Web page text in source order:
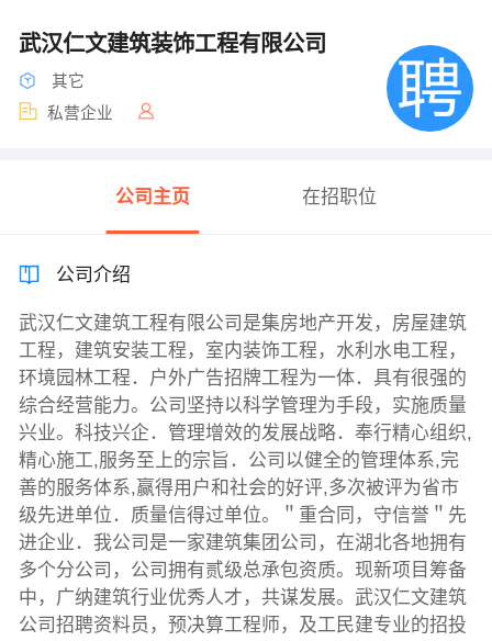
武汉仁文建筑装饰工程有限公司
其它
私营企业
公司主页 在招职位
公司介绍
武汉仁文建筑工程有限公司是集房地产开发，房屋建筑
工程，建筑安装工程，室内装饰工程，水利水电工程，
环境园林工程．户外广告招牌工程为一体．具有很强的
综合经营能力。公司坚持以科学管理为手段，实施质量
兴业。科技兴企．管理增效的发展战略．奉行精心组织,
精心施工,服务至上的宗旨．公司以健全的管理体系,完
善的服务体系,赢得用户和社会的好评,多次被评为省市
级先进单位．质量信得过单位。＂重合同，守信誉＂先
进企业．我公司是一家建筑集团公司，在湖北各地拥有
多个分公司，公司拥有贰级总承包资质。现新项目筹备
中，广纳建筑行业优秀人才，共谋发展。武汉仁文建筑
公司招聘资料员，预决算工程师，及工民建专业的招投